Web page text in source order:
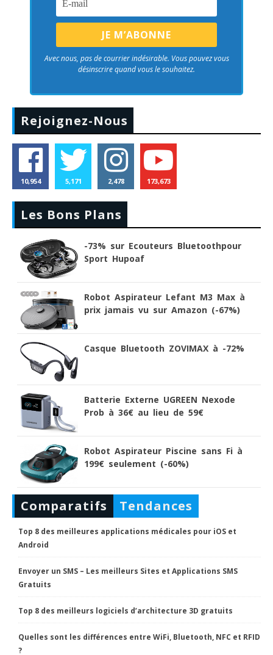
Avec nous, pas de courrier indésirable. Vous pouvez vous
désinscrire quand vous le souhaitez.
Rejoignez-Nous
10,954 5,171 2,478 173,673
Les Bons Plans
-73% sur Ecouteurs Bluetoothpour
Sport Hupoaf
Robot Aspirateur Lefant M3 Max à
prix jamais vu sur Amazon (-67%)
Casque Bluetooth ZOVIMAX à -72%
Batterie Externe UGREEN Nexode
Prob à 36€ au lieu de 59€
Robot Aspirateur Piscine sans Fi à
199€ seulement (-60%)
Comparatifs Tendances
Top 8 des meilleures applications médicales pour iOS et
Android
Envoyer un SMS – Les meilleurs Sites et Applications SMS
Gratuits
Top 8 des meilleurs logiciels d’architecture 3D gratuits
Quelles sont les différences entre WiFi, Bluetooth, NFC et RFID
?